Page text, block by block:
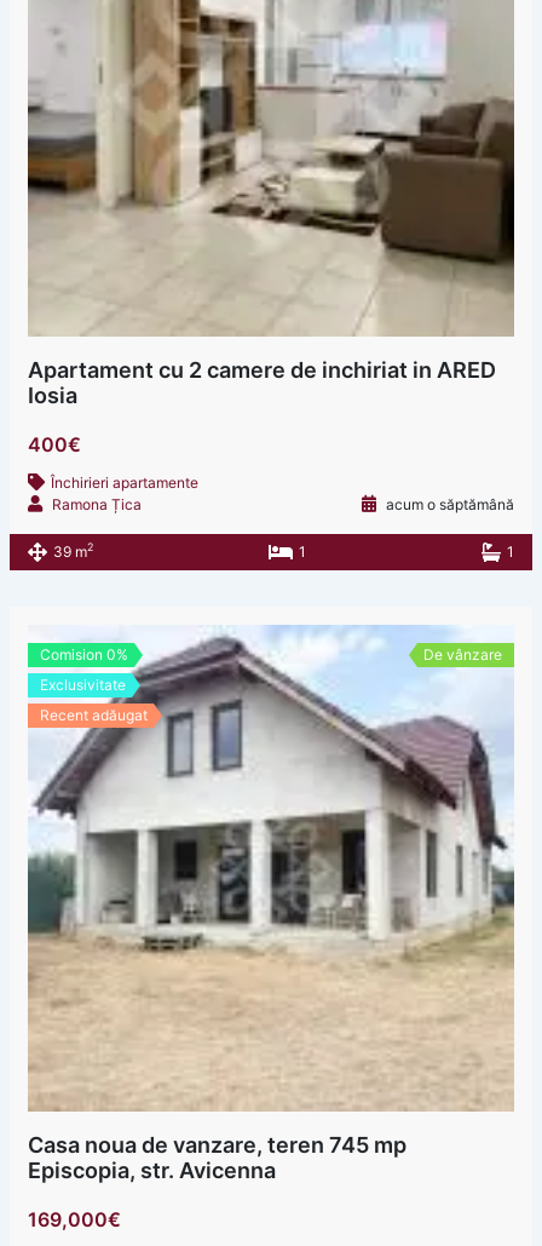
Apartament cu 2 camere de inchiriat in ARED
Iosia
400€
Închirieri apartamente
Ramona Țica
acum o săptămână
39 m2 1 1
Comision 0%
Exclusivitate
Recent adăugat
De vânzare
Casa noua de vanzare, teren 745 mp
Episcopia, str. Avicenna
169,000€